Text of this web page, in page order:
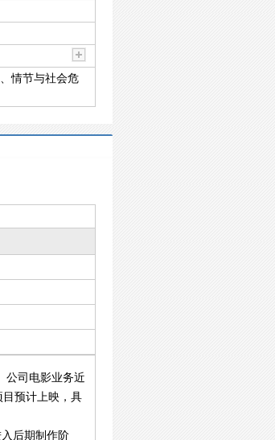
情节与社会危
公司电影业务近
预计上映，具
后期制作阶